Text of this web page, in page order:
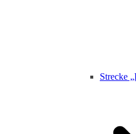
Strecke